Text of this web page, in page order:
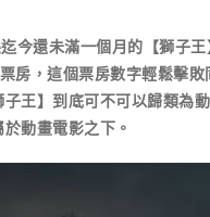
還未滿一個月的【獅子王
房，這個票房數字輕鬆擊
王】到底可不可以歸類為
動畫電影之下。